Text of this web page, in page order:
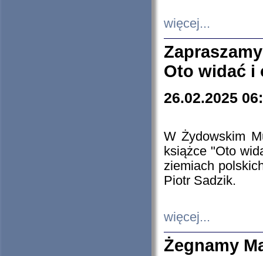
więcej...
Oto widać i
26.02.2025
W Żydowskim
książce "Oto
ziemiach
Piotr Sadzik.
więcej...
Żegnamy